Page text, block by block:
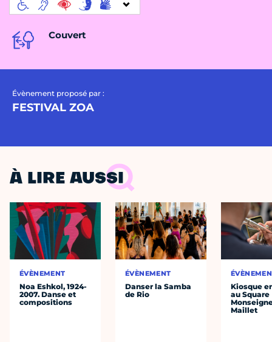
Couvert
Évènement proposé par :
FESTIVAL ZOA
À LIRE AUSSI
ÉVÈNEMENT
Noa Eshkol, 1924-
2007. Danse et
compositions
ÉVÈNEMENT
Danser la Samba
de Rio
Kiosque
au Square
Maillet